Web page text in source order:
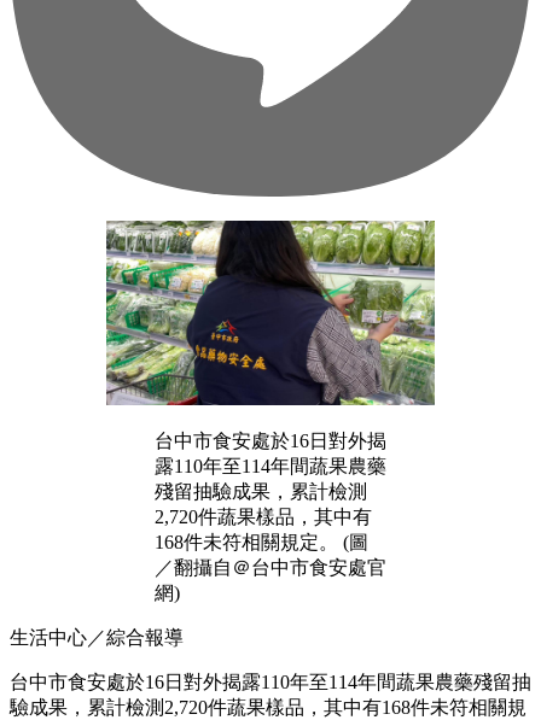
台中市食安處於16日對外揭
露110年至114年間蔬果農藥
殘留抽驗成果，累計檢測
2,720件蔬果樣品，其中有
168件未符相關規定。 (圖
／翻攝自＠台中市食安處官
網)
生活中心／綜合報導
台中市食安處於16日對外揭露110年至114年間蔬果農藥殘留抽
驗成果，累計檢測2,720件蔬果樣品，其中有168件未符相關規